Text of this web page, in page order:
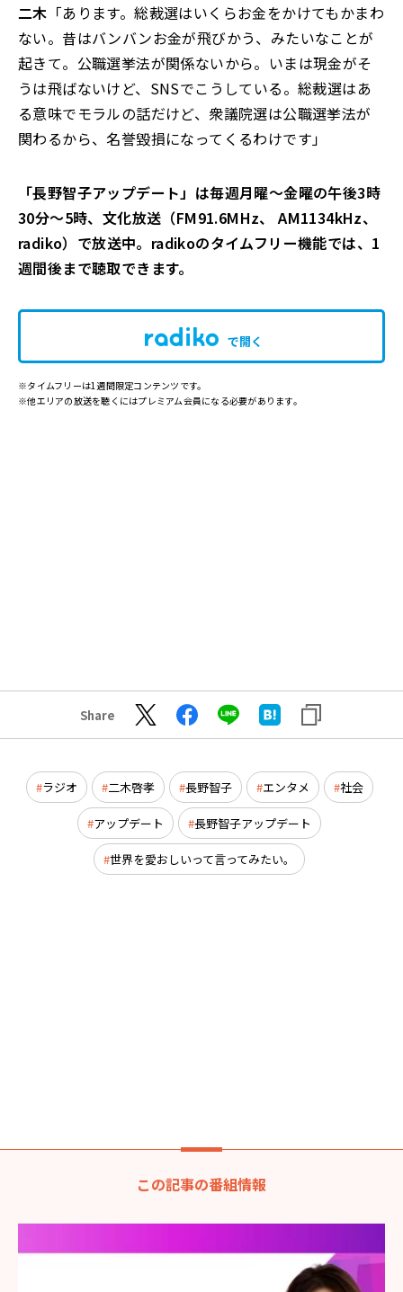
二木 「あります。総裁選はいくらお金をかけてもかまわ
ない。昔はバンバンお金が飛びかう、みたいなことが
起きて。公職選挙法が関係ないから。いまは現金がそ
うは飛ばないけど、SNSでこうしている。総裁選はあ
る意味でモラルの話だけど、衆議院選は公職選挙法が
関わるから、名誉毀損になってくるわけです」
「長野智子アップデート」は毎週月曜～金曜の午後3時
30分～5時、文化放送 （FM91.6MHz、 AM1134kHz、
radiko）で放送中。radikoのタイムフリー機能では、1
週間後まで聴取できます。
で開く
※タイムフリーは1週間限定コンテンツです。
※他エリアの放送を聴くにはプレミアム会員になる必要があります。
Share
ラジオ 二木啓孝 長野智子 エンタメ 社会
アップデート 長野智子アップデート
世界を愛おしいって言ってみたい。
この記事の番組情報